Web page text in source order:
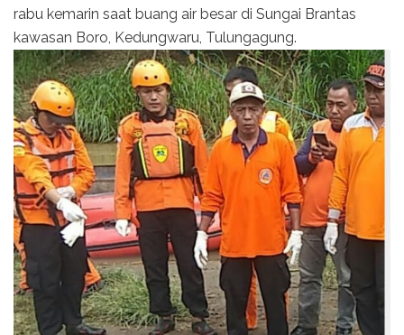
rabu kemarin saat buang air besar di Sungai Brantas
kawasan Boro, Kedungwaru, Tulungagung.